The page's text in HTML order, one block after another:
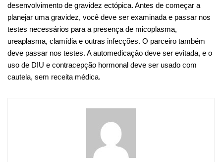
desenvolvimento de gravidez ectópica. Antes de começar a
planejar uma gravidez, você deve ser examinada e passar nos
testes necessários para a presença de micoplasma,
ureaplasma, clamídia e outras infecções. O parceiro também
deve passar nos testes. A automedicação deve ser evitada, e o
uso de DIU e contracepção hormonal deve ser usado com
cautela, sem receita médica.